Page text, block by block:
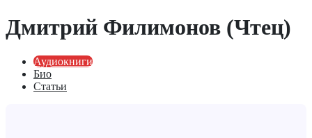
Дмитрий Филимонов (Чтец)
Аудиокниги
Био
Статьи